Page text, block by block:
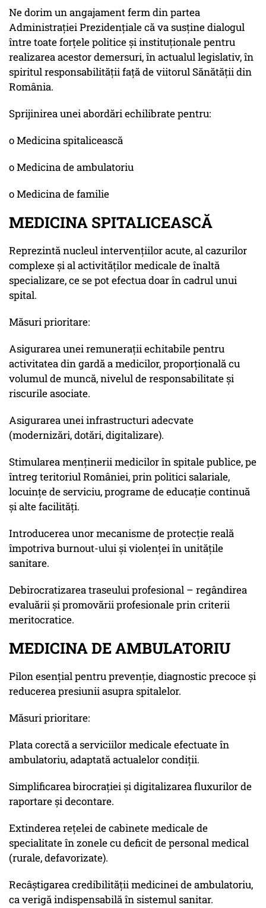
Ne dorim un angajament ferm din partea
Administrației Prezidențiale că va susține dialogul
între toate forțele politice și instituționale pentru
realizarea acestor demersuri, în actualul legislativ, în
spiritul responsabilității față de viitorul Sănătății din
România.
Sprijinirea unei abordări echilibrate pentru:
o Medicina spitalicească
o Medicina de ambulatoriu
o Medicina de familie
MEDICINA SPITALICEASCĂ
Reprezintă nucleul intervențiilor acute, al cazurilor
complexe și al activităților medicale de înaltă
specializare, ce se pot efectua doar în cadrul unui
spital.
Măsuri prioritare:
Asigurarea unei remunerații echitabile pentru
activitatea din gardă a medicilor, proporțională cu
volumul de muncă, nivelul de responsabilitate și
riscurile asociate.
Asigurarea unei infrastructuri adecvate
(modernizări, dotări, digitalizare).
Stimularea menținerii medicilor în spitale publice, pe
întreg teritoriul României, prin politici salariale,
locuințe de serviciu, programe de educație continuă
și alte facilități.
Introducerea unor mecanisme de protecție reală
împotriva burnout-ului și violenței în unitățile
sanitare.
Debirocratizarea traseului profesional – regândirea
evaluării și promovării profesionale prin criterii
meritocratice.
MEDICINA DE AMBULATORIU
Pilon esențial pentru prevenție, diagnostic precoce și
reducerea presiunii asupra spitalelor.
Măsuri prioritare:
Plata corectă a serviciilor medicale efectuate în
ambulatoriu, adaptată actualelor condiții.
Simplificarea birocrației și digitalizarea fluxurilor de
raportare și decontare.
Extinderea rețelei de cabinete medicale de
specialitate în zonele cu deficit de personal medical
(rurale, defavorizate).
Recâștigarea credibilității medicinei de ambulatoriu,
ca verigă indispensabilă în sistemul sanitar.